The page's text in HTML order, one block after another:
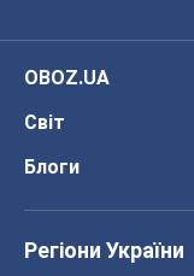
OBOZ.UA
Світ
Блоги
Регіони України